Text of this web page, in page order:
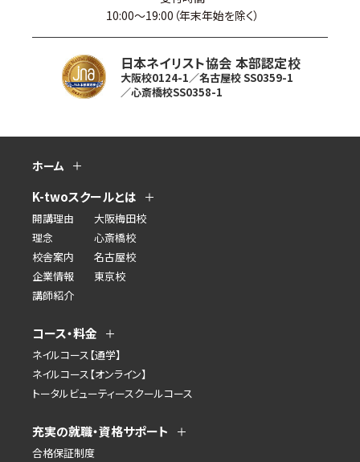
10:00〜19:00（年末年始を除く）
日本ネイリスト協会 本部認定校
大阪校0124-1／名古屋校 SS0359-1
／心斎橋校SS0358-1
ホーム
K-twoスクールとは
開講理由
理念
校舎案内
企業情報
講師紹介
大阪梅田校
心斎橋校
名古屋校
東京校
コース・料金
ネイルコース【通学】
ネイルコース【オンライン】
トータルビューティースクールコース
充実の就職・資格サポート
合格保証制度